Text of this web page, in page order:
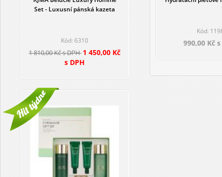
Set - Luxusní pánská kazeta
Kód: 6310
1 810,00 Kč s DPH1 450,00 Kč
s DPH
Kód:
990,00 Kč